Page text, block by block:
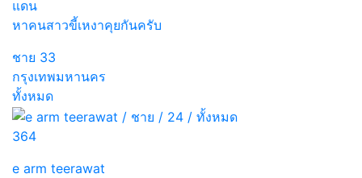
แดน
หาคนสาวขี้เหงาคุยกันครับ
ชาย 33
กรุงเทพมหานคร
ทั้งหมด
364
e arm teerawat